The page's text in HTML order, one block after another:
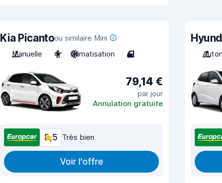
Kia Picantoou similaire Mini
Manuelle
4 Climatisation 4
79,14 €
par jour
Annulation gratuite
8,5 Très bien
Voir l'offre